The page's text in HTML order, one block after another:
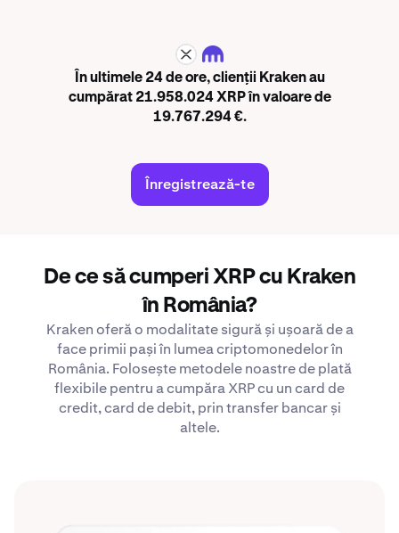
XRP
În ultimele 24 de ore, clienții Kraken au
cumpărat 21.958.024 XRP în valoare de
19.767.294 €.
Înregistrează-te
De ce să cumperi XRP cu Kraken
în România?
Kraken oferă o modalitate sigură și ușoară de a
face primii pași în lumea criptomonedelor în
România. Folosește metodele noastre de plată
flexibile pentru a cumpăra XRP cu un card de
credit, card de debit, prin transfer bancar și
altele.